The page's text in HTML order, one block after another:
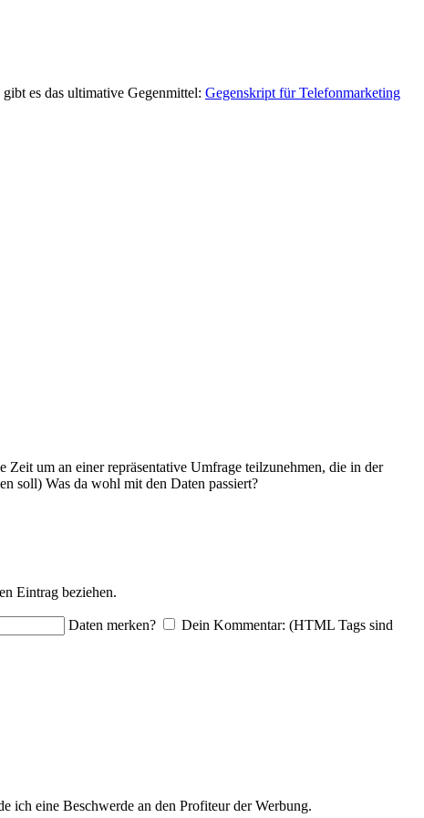
es das ultimative Gegenmittel: Gegenskript für Telefonmarketing
um an einer repräsentative Umfrage teilzunehmen, die in der
soll) Was da wohl mit den Daten passiert?
Eintrag beziehen.
Daten merken? Dein Kommentar: (HTML Tags sind
ich eine Beschwerde an den Profiteur der Werbung.